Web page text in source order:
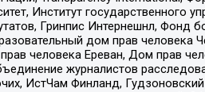
Институт государственного
Гринпис Интернешнл, Фонд
дом прав
человека Ереван, Дом прав
журналистов
ИстЧам Финланд,